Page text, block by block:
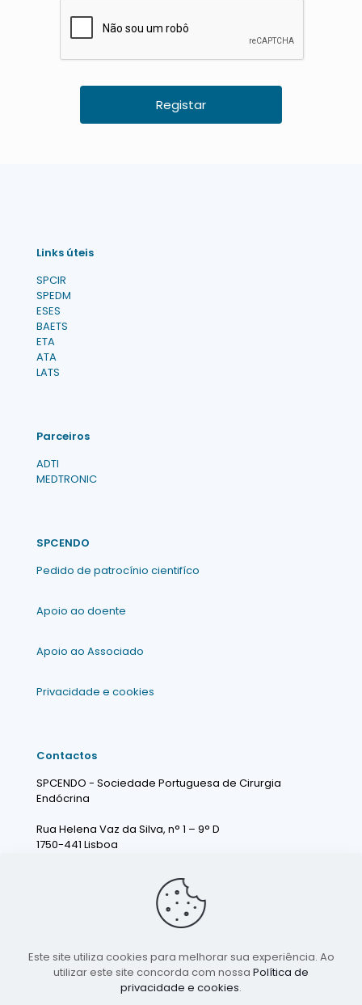
Links úteis
SPCIR
SPEDM
ESES
BAETS
ETA
ATA
LATS
Parceiros
ADTI
MEDTRONIC
SPCENDO
Pedido de patrocínio cientifíco
Apoio ao doente
Apoio ao Associado
Privacidade e cookies
Contactos
SPCENDO - Sociedade Portuguesa de Cirurgia
Endócrina
Rua Helena Vaz da Silva, n° 1 – 9° D
1750-441 Lisboa
Este site utiliza cookies para melhorar sua experiência. Ao
utilizar este site concorda com nossa Política de
privacidade e cookies.